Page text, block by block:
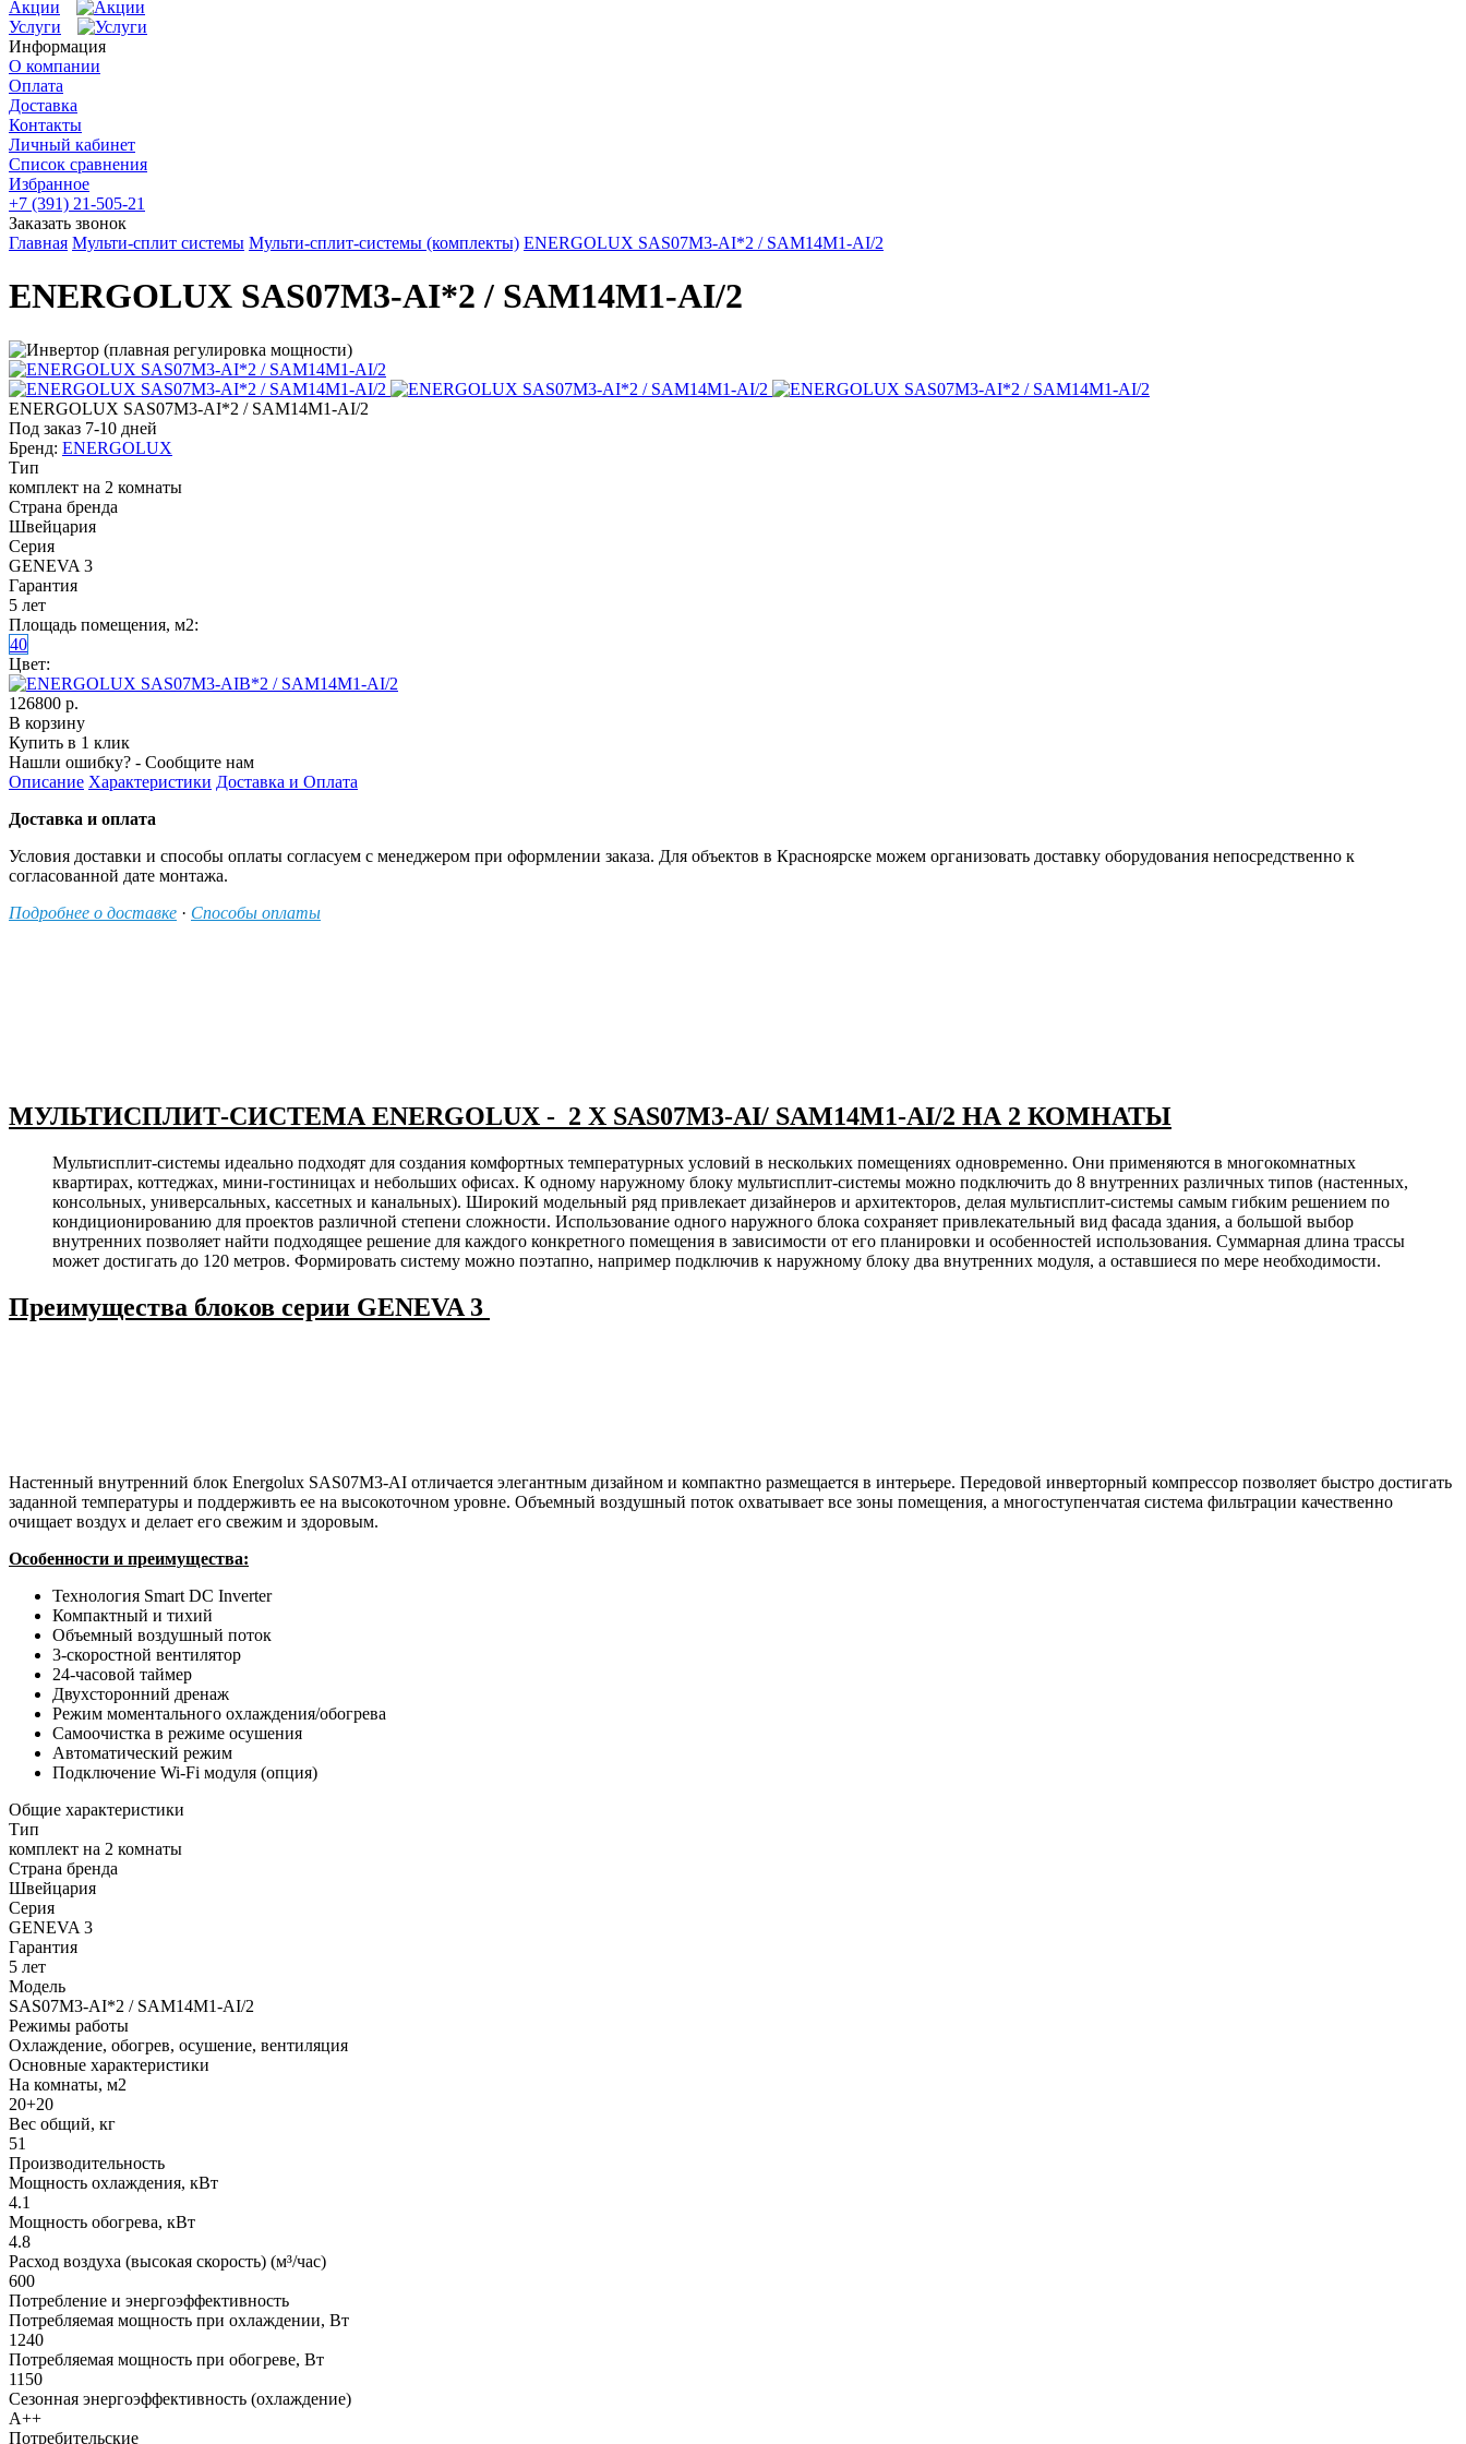
Акции
Услуги
Информация
О компании
Оплата
Доставка
Контакты
Личный кабинет
Список сравнения
Избранное
+7 (391) 21-505-21
Заказать звонок
Главная Мульти-сплит системы Мульти-сплит-системы (комплекты) ENERGOLUX SAS07M3-AI*2 / SAM14M1-AI/2
ENERGOLUX SAS07M3-AI*2 / SAM14M1-AI/2
ENERGOLUX SAS07M3-AI*2 / SAM14M1-AI/2
Под заказ 7-10 дней
Бренд: ENERGOLUX
Тип
комплект на 2 комнаты
Страна бренда
Швейцария
Серия
GENEVA 3
Гарантия
5 лет
Площадь помещения, м2:
40
Цвет:
126800 р.
В корзину
Купить в 1 клик
Нашли ошибку? - Сообщите нам
Описание Характеристики Доставка и Оплата
Доставка и оплата
Условия доставки и способы оплаты согласуем с менеджером при оформлении заказа. Для объектов в Красноярске можем организовать доставку оборудования непосредственно к
согласованной дате монтажа.
Подробнее о доставке · Способы оплаты
МУЛЬТИСПЛИТ-СИСТЕМА ENERGOLUX - 2 X SAS07M3-AI/ SAM14M1-AI/2 НА 2 КОМНАТЫ
Мультисплит-системы идеально подходят для создания комфортных температурных условий в нескольких помещениях одновременно. Они применяются в многокомнатных
квартирах, коттеджах, мини-гостиницах и небольших офисах. К одному наружному блоку мультисплит-системы можно подключить до 8 внутренних различных типов (настенных,
консольных, универсальных, кассетных и канальных). Широкий модельный ряд привлекает дизайнеров и архитекторов, делая мультисплит-системы самым гибким решением по
кондиционированию для проектов различной степени сложности. Использование одного наружного блока сохраняет привлекательный вид фасада здания, а большой выбор
внутренних позволяет найти подходящее решение для каждого конкретного помещения в зависимости от его планировки и особенностей использования. Суммарная длина трассы
может достигать до 120 метров. Формировать систему можно поэтапно, например подключив к наружному блоку два внутренних модуля, а оставшиеся по мере необходимости.
Преимущества блоков серии GENEVA 3
Настенный внутренний блок Energolux SAS07M3-AI отличается элегантным дизайном и компактно размещается в интерьере. Передовой инверторный компрессор позволяет быстро достигать
заданной температуры и поддерживть ее на высокоточном уровне. Объемный воздушный поток охватывает все зоны помещения, а многоступенчатая система фильтрации качественно
очищает воздух и делает его свежим и здоровым.
Особенности и преимущества:
Технология Smart DC Inverter
Компактный и тихий
Объемный воздушный поток
3-скоростной вентилятор
24-часовой таймер
Двухсторонний дренаж
Режим моментального охлаждения/обогрева
Самоочистка в режиме осушения
Автоматический режим
Подключение Wi-Fi модуля (опция)
Общие характеристики
Тип
комплект на 2 комнаты
Страна бренда
Швейцария
Серия
GENEVA 3
Гарантия
5 лет
Модель
SAS07M3-AI*2 / SAM14M1-AI/2
Режимы работы
Охлаждение, обогрев, осушение, вентиляция
Основные характеристики
На комнаты, м2
20+20
Вес общий, кг
51
Производительность
Мощность охлаждения, кВт
4.1
Мощность обогрева, кВт
4.8
Расход воздуха (высокая скорость) (м³/час)
600
Потребление и энергоэффективность
Потребляемая мощность при охлаждении, Вт
1240
Потребляемая мощность при обогреве, Вт
1150
Сезонная энергоэффективность (охлаждение)
A++
Потребительские